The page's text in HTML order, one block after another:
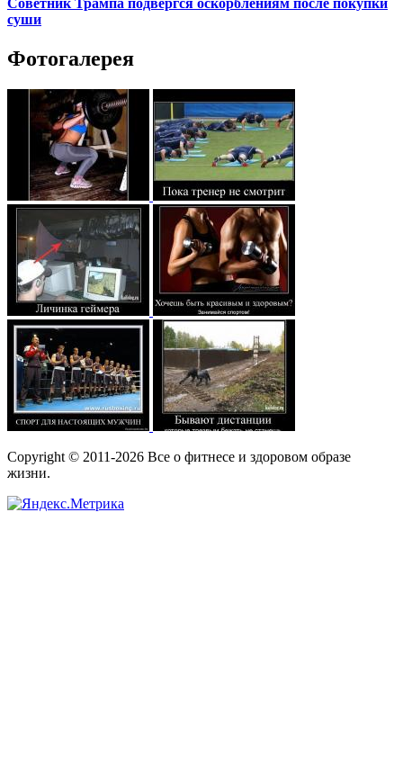
суши
Фотогалерея
Copyright © 2011-2026 Все о фитнесе и здоровом образе
жизни.